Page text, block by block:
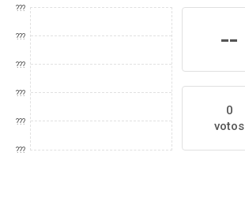
???
???
???
???
???
???
--
0
votos